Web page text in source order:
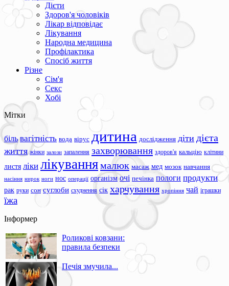
Дієти
Здоров'я чоловіків
Лікар відповідає
Лікування
Народна медицина
Профілактика
Спосіб життя
Різне
Сім'я
Секс
Хобі
Мітки
біль вагітність вода вірус дитина дослідження діти дієта
життя жінки залози запалення захворювання здоров'я кальцію клітини
листя ліки лікуваннямалюк масаж мед мозок навчання
насіння нирок ноги нос операції організм очі печінка пологи продукти
рак руки сон суглоби схуднення сік харчування хропіння чай іграшки
їжа
Інформер
Роликові ковзани:
правила безпеки
Печія змучила...